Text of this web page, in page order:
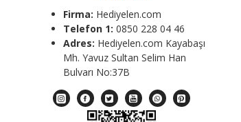
Firma: Hediyelen.com
Telefon 1: 0850 228 04 46
Adres: Hediyelen.com Kayabaşı
Mh. Yavuz Sultan Selim Han
Bulvarı No:37B